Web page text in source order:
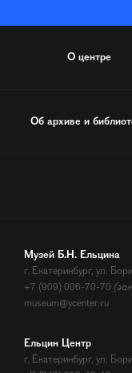
О центре
Об архиве и
Музей Б.Н. Ельцина
г. Екатеринбург, ул.
+7 (909) 006-70-70
museum@ycenter.ru
Ельцин Центр
г. Екатеринбург, ул.